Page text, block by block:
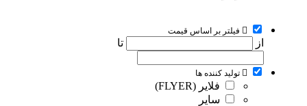
فیلتر بر اساس قیمت
تولید کننده ها
فلایر (FLYER)
سایر